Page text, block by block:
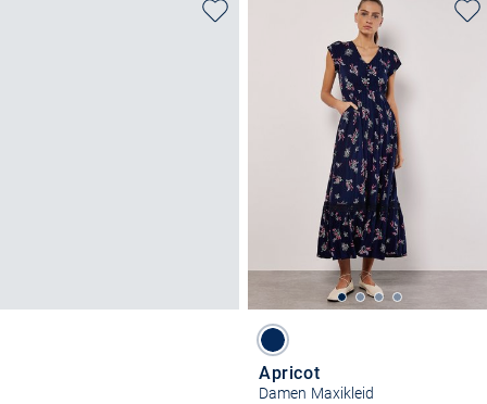
Apricot
Damen Maxikleid